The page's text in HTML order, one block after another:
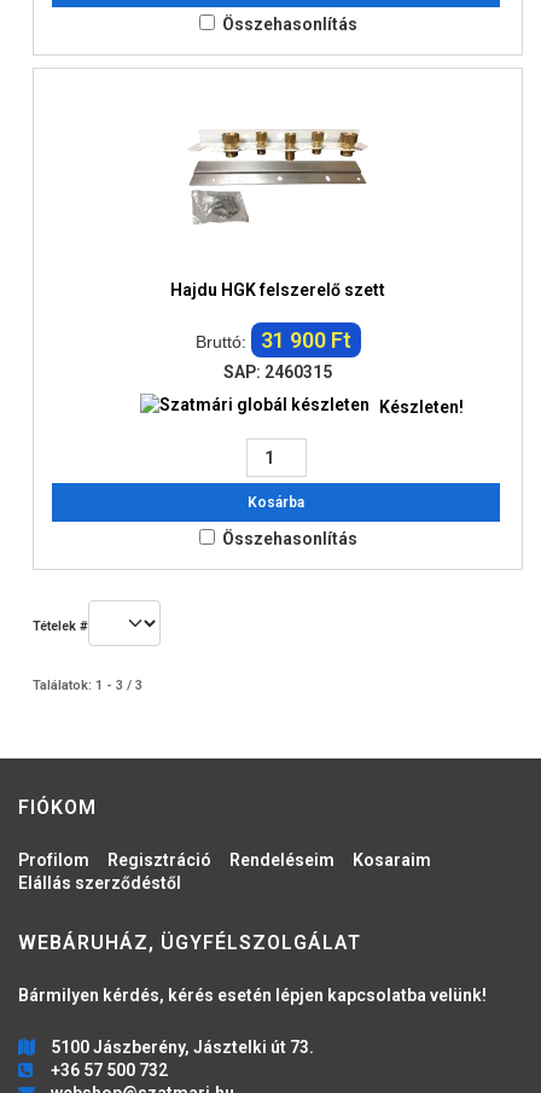
Összehasonlítás
Hajdu HGK felszerelő szett
Bruttó: 31 900 Ft
SAP: 2460315
Készleten!
Kosárba
Összehasonlítás
Tételek #
Találatok: 1 - 3 / 3
FIÓKOM
Profilom Regisztráció Rendeléseim
Kosaraim
Elállás szerződéstől
WEBÁRUHÁZ, ÜGYFÉLSZOLGÁLAT
Bármilyen kérdés, kérés esetén lépjen kapcsolatba velünk!
5100 Jászberény, Jásztelki út 73.
+36 57 500 732